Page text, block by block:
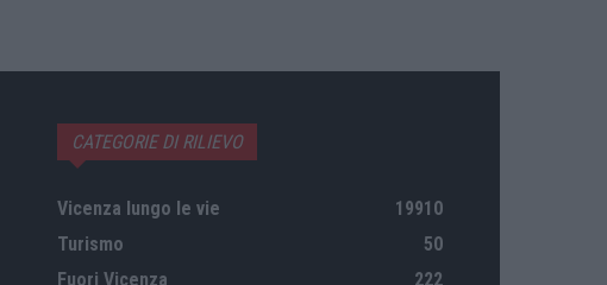
CATEGORIE DI RILIEVO
Vicenza lungo le vie
19910
Turismo
50
Fuori Vicenza
222